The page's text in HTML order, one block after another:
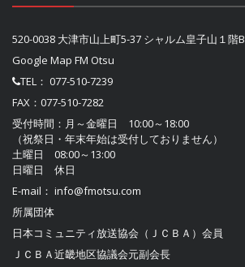
520-0038 大津市山上町5-37 シャルム皇子山１階B
Google Map FM Otsu
TEL： 077-510-7239
FAX：077-510-7282
受付時間：月～金曜日 10:00～18:00
（祝祭日・年末年始は受付しておりません）
土曜日 08:00～13:00
日曜日 休日
E-mail： info@fmotsu.com
所属団体
日本コミュニティ放送協会（ＪＣＢＡ） 会員
ＪＣＢＡ近畿地区協議会元副会長